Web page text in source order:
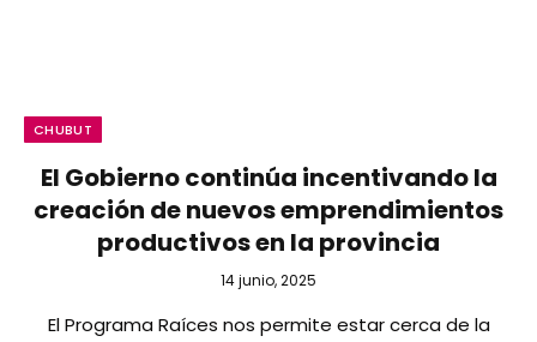
CHUBUT
El Gobierno continúa incentivando la
creación de nuevos emprendimientos
productivos en la provincia
14 junio, 2025
El Programa Raíces nos permite estar cerca de la